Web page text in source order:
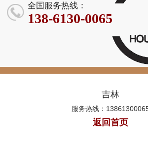
全国服务热线：
138-6130-0065
吉林
服务热线：
返回首页